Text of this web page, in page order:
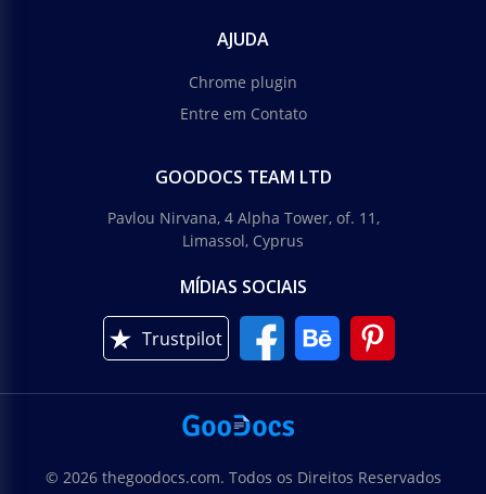
AJUDA
Chrome plugin
Entre em Contato
GOODOCS TEAM LTD
Pavlou Nirvana, 4 Alpha Tower, of. 11,
Limassol, Cyprus
MÍDIAS SOCIAIS
Trustpilot
© 2026 thegoodocs.com. Todos os Direitos Reservados